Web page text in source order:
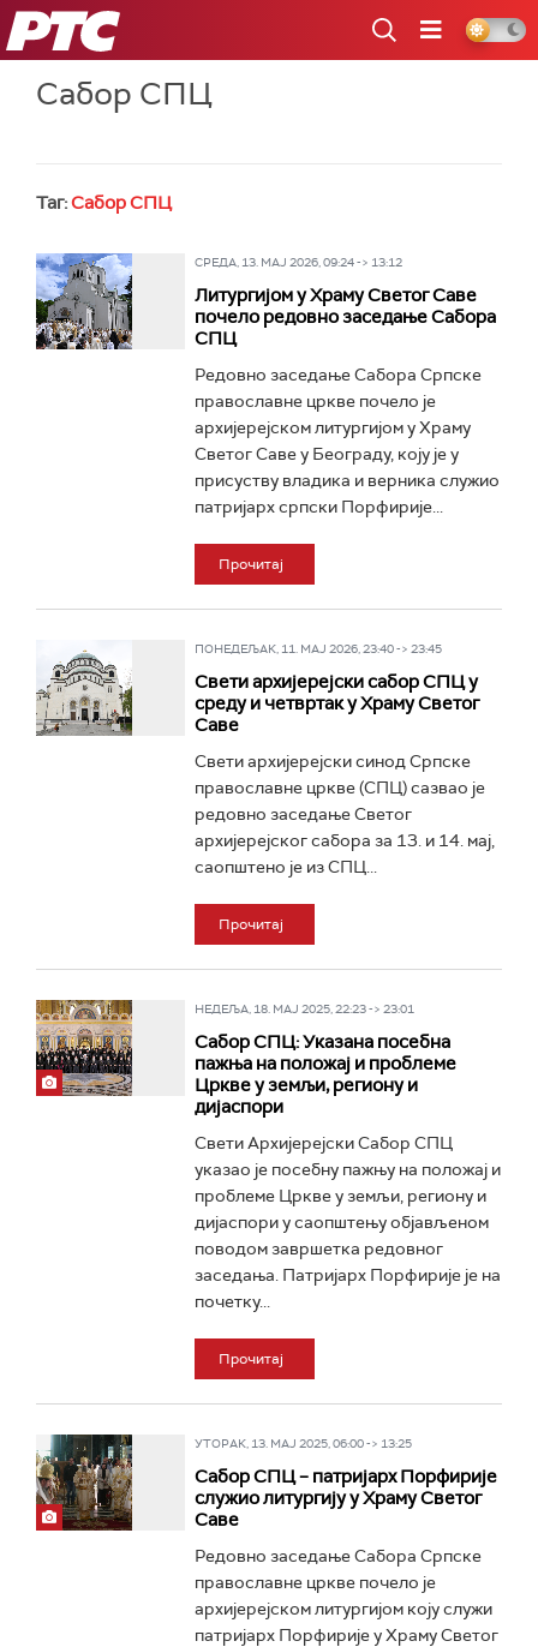
РТС
Сабор СПЦ
Таг:Сабор СПЦ
СРЕДА, 13. МАЈ 2026, 09:24 -> 13:12
Литургијом у Храму Светог Саве
почело редовно заседање Сабора
СПЦ
Редовно заседање Сабора Српске
православне цркве почело је
архијерејском литургијом у Храму
Светог Саве у Београду, коју је у
присуству владика и верника служио
патријарх српски Порфирије...
Прочитај
ПОНЕДЕЉАК, 11. МАЈ 2026, 23:40 -> 23:45
Свети архијерејски сабор СПЦ у
среду и четвртак у Храму Светог
Саве
Свети архијерејски синод Српске
православне цркве (СПЦ) сазвао је
редовно заседање Светог
архијерејског сабора за 13. и 14. мај,
саопштено је из СПЦ...
Прочитај
НЕДЕЉА, 18. МАЈ 2025, 22:23 -> 23:01
Сабор СПЦ: Указана посебна
пажња на положај и проблеме
Цркве у земљи, региону и
дијаспори
Свети Архијерејски Сабор СПЦ
указао је посебну пажњу на положај и
проблеме Цркве у земљи, региону и
дијаспори у саопштењу објављеном
поводом завршетка редовног
заседања. Патријарх Порфирије је на
почетку...
Прочитај
УТОРАК, 13. МАЈ 2025, 06:00 -> 13:25
Сабор СПЦ – патријарх Порфирије
служио литургију у Храму Светог
Саве
Редовно заседање Сабора Српске
православне цркве почело је
архијерејском литургијом коју служи
патријарх Порфирије у Храму Светог